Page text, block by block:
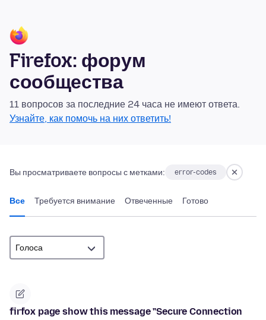
Firefox: форум
сообщества
11 вопросов за последние 24 часа не имеют ответа.
Узнайте, как помочь на них ответить!
Вы просматриваете вопросы с метками: error-codes
Все Требуется внимание Отвеченные Готово
firfox page show this message "Secure Connection